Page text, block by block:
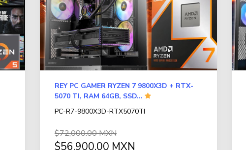
REY PC GAMER RYZEN 7 9800X3D + RTX-
5070 TI, RAM 64GB, SSD...
PC-R7-9800X3D-RTX5070TI
$72,000.00 MXN
$56,900.00 MXN